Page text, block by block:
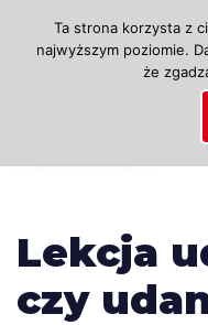
Przejdź
Lekcja
czy
Ta strona korzysta z
najwyższym poziomie.
że